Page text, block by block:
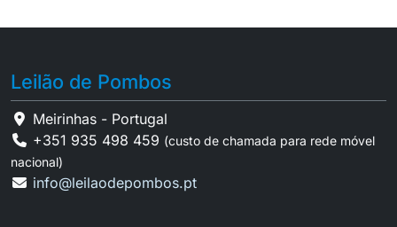
Leilão de Pombos
Meirinhas - Portugal
+351 935 498 459 (custo de chamada para rede móvel
nacional)
info@leilaodepombos.pt